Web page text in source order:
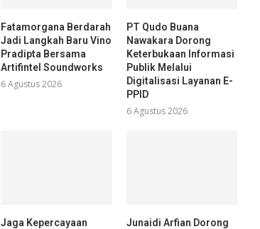
Fatamorgana Berdarah
Jadi Langkah Baru Vino
Pradipta Bersama
Artifintel Soundworks
6 Agustus 2026
PT Qudo Buana
Nawakara Dorong
Keterbukaan Informasi
Publik Melalui
Digitalisasi Layanan E-
PPID
6 Agustus 2026
Jaga Kepercayaan
Junaidi Arfian Dorong